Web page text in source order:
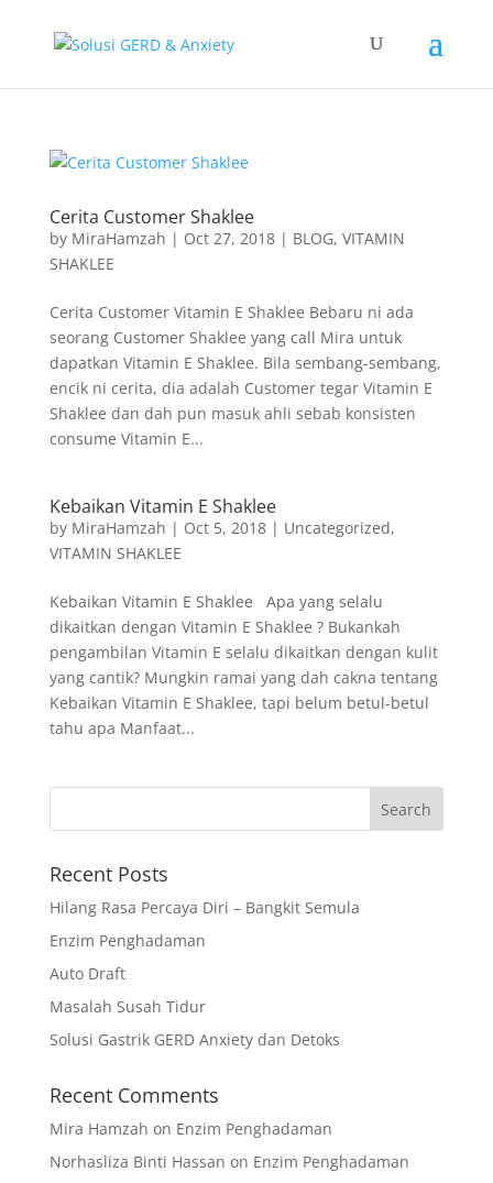
Cerita Customer Shaklee
by MiraHamzah | Oct 27, 2018| BLOG, VITAMIN
SHAKLEE
Cerita Customer Vitamin E Shaklee Bebaru ni ada
seorang Customer Shaklee yang call Mira untuk
dapatkan Vitamin E Shaklee. Bila sembang-sembang,
encik ni cerita, dia adalah Customer tegar Vitamin E
Shaklee dan dah pun masuk ahli sebab konsisten
consume Vitamin E...
Kebaikan Vitamin E Shaklee
by MiraHamzah | Oct 5, 2018| Uncategorized,
VITAMIN SHAKLEE
Kebaikan Vitamin E Shaklee Apa yang selalu
dikaitkan dengan Vitamin E Shaklee ? Bukankah
pengambilan Vitamin E selalu dikaitkan dengan kulit
yang cantik? Mungkin ramai yang dah cakna tentang
Kebaikan Vitamin E Shaklee, tapi belum betul-betul
tahu apa Manfaat...
Recent Posts
Hilang Rasa Percaya Diri – Bangkit Semula
Enzim Penghadaman
Auto Draft
Masalah Susah Tidur
Solusi Gastrik GERD Anxiety dan Detoks
Recent Comments
Mira Hamzah on Enzim Penghadaman
Norhasliza Binti Hassan on Enzim Penghadaman